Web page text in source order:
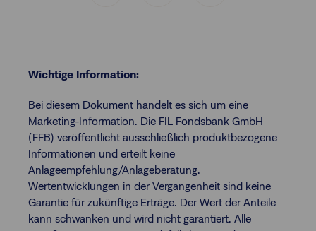
Wichtige Information:
Bei diesem Dokument handelt es sich um eine
Marketing-Information. Die FIL Fondsbank GmbH
(FFB) veröffentlicht ausschließlich produktbezogene
Informationen und erteilt keine
Anlageempfehlung/Anlageberatung.
Wertentwicklungen in der Vergangenheit sind keine
Garantie für zukünftige Erträge. Der Wert der Anteile
kann schwanken und wird nicht garantiert. Alle